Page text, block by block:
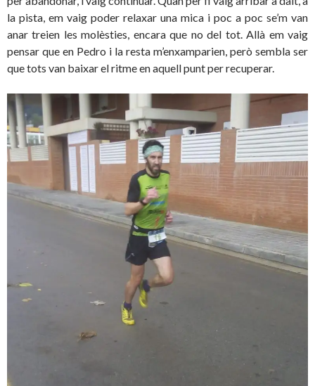
la pista, em vaig poder relaxar una mica i poc a poc se’m van
anar treien les molèsties, encara que no del tot. Allà em vaig
pensar que en Pedro i la resta m’enxamparien, però sembla ser
que tots van baixar el ritme en aquell punt per recuperar.